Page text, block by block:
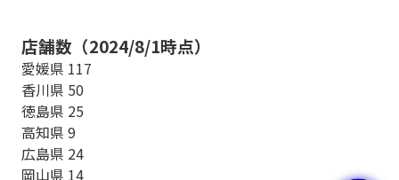
店舗数（2024/8/1時点）
愛媛県 117
香川県 50
徳島県 25
高知県 9
広島県 24
岡山県 14